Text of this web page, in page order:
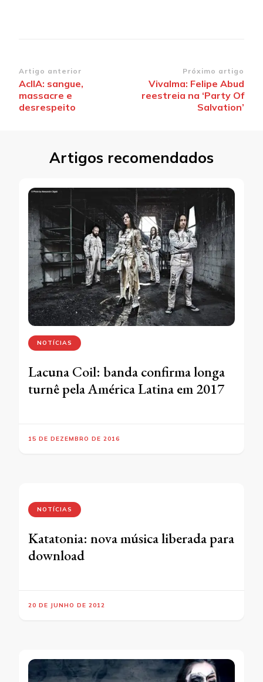
Navegação
de
post
Artigo anterior
AcllA: sangue,
massacre e
desrespeito
Próximo artigo
Vivalma: Felipe Abud
reestreia na ‘Party Of
Salvation’
Artigos recomendados
NOTÍCIAS
Lacuna Coil: banda confirma longa
turnê pela América Latina em 2017
15 DE DEZEMBRO DE 2016
NOTÍCIAS
Katatonia: nova música liberada para
download
20 DE JUNHO DE 2012